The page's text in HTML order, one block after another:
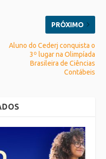
PRÓXIMO
Aluno do Cederj conquista o
3º lugar na Olimpíada
Brasileira de Ciências
Contábeis